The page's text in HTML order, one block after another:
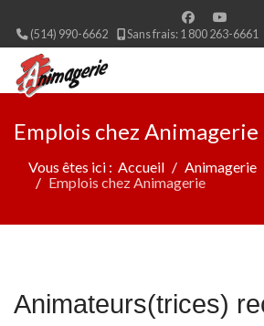
(514) 990-6662 Sans frais: 1 800 263-6661
Emplois chez Animagerie
Vous êtes ici : Accueil
Animagerie
Emplois chez Animagerie
Animateurs(trices)